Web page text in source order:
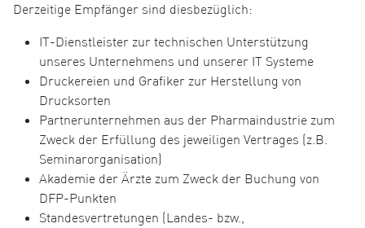
Derzeitige Empfänger sind diesbezüglich:
IT-Dienstleister zur technischen Unterstützung
unseres Unternehmens und unserer IT Systeme
Druckereien und Grafiker zur Herstellung von
Drucksorten
Partnerunternehmen aus der Pharmaindustrie zum
Zweck der Erfüllung des jeweiligen Vertrages (z.B.
Seminarorganisation)
Akademie der Ärzte zum Zweck der Buchung von
DFP-Punkten
Standesvertretungen (Landes- bzw.,